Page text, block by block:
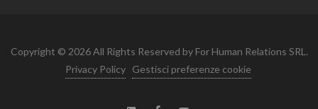
Copyright © 2026 All Rights Reserved by For Human Relations SRL.
Privacy Policy
Gestisci preferenze cookie